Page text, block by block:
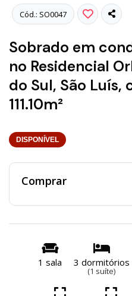
Cód.: SO0047
Sobrado em
no Residencial
do Sul, São Luís,
111.10m²
DISPONÍVEL
Comprar
1 sala 3 dormitórios
(1 suíte)